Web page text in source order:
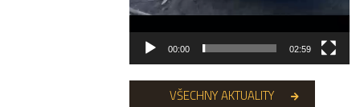
00:00 02:59
VŠECHNY AKTUALITY